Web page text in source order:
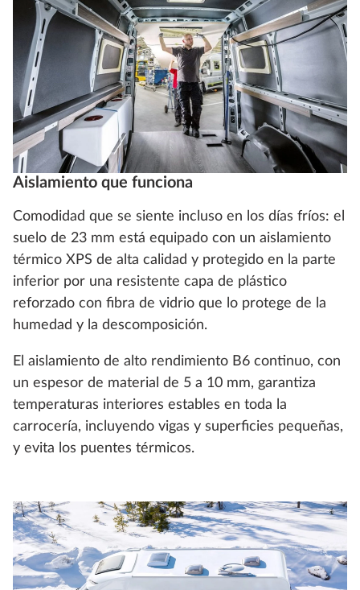
Aislamiento que funciona
Comodidad que se siente incluso en los días fríos: el
suelo de 23 mm está equipado con un aislamiento
térmico XPS de alta calidad y protegido en la parte
inferior por una resistente capa de plástico
reforzado con fibra de vidrio que lo protege de la
humedad y la descomposición.
El aislamiento de alto rendimiento B6 continuo, con
un espesor de material de 5 a 10 mm, garantiza
temperaturas interiores estables en toda la
carrocería, incluyendo vigas y superficies pequeñas,
y evita los puentes térmicos.